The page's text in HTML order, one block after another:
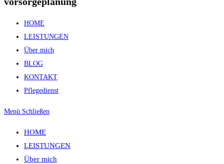
HOME
LEISTUNGEN
Über mich
BLOG
KONTAKT
Pflegedienst
Menü Schließen
HOME
LEISTUNGEN
Über mich